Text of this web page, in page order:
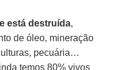
está destruída,
de óleo, mineração
pecuária…
temos 80% vivos